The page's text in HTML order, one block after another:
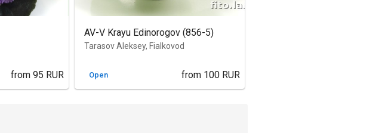
from 95 RUR
AV-V Krayu Edinorogov (856-5)
Tarasov Aleksey, Fialkovod
Open from 100 RUR